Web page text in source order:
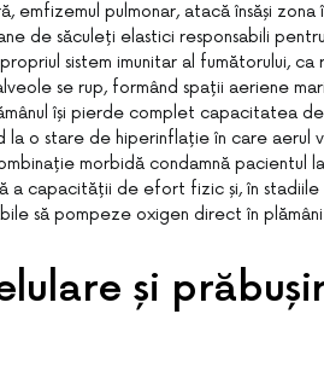
emfizemul pulmonar, atacă însăși
de săculeți elastici responsabili
sistem imunitar al fumătorului, ca
se rup, formând spații aeriene
își pierde complet capacitatea
la o stare de hiperinflație în care aerul
morbidă condamnă pacientul
a capacității de efort fizic și, în
să pompeze oxigen direct în
și